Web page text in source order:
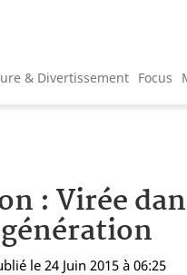
& Divertissement Focus
: Virée
le 24 Juin 2015 à 06:25